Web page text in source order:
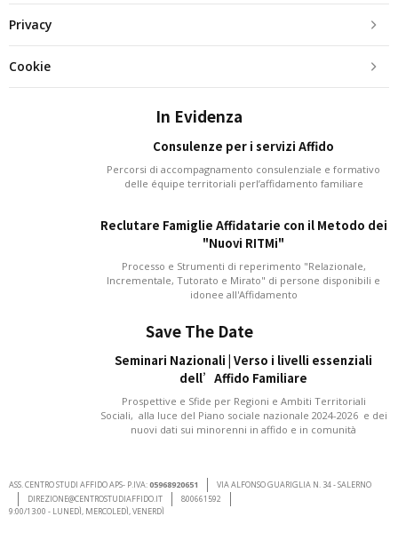
Privacy
Cookie
In Evidenza
Consulenze per i servizi Affido
Percorsi di accompagnamento consulenziale e formativo
delle équipe territoriali perl’affidamento familiare
Reclutare Famiglie Affidatarie con il Metodo dei
"Nuovi RITMi"
Processo e Strumenti di reperimento "Relazionale,
Incrementale, Tutorato e Mirato" di persone disponibili e
idonee all'Affidamento
Save The Date
Seminari Nazionali | Verso i livelli essenziali
dell’Affido Familiare
Prospettive e Sfide per Regioni e Ambiti Territoriali
Sociali, alla luce del Piano sociale nazionale 2024-2026 e dei
nuovi dati sui minorenni in affido e in comunità
ASS. CENTRO STUDI AFFIDO APS- P.IVA:05968920651
VIA ALFONSO GUARIGLIA N. 34 - SALERNO
DIREZIONE@CENTROSTUDIAFFIDO.IT
800661592
9:00/13:00 - LUNEDÌ, MERCOLEDÌ, VENERDÌ